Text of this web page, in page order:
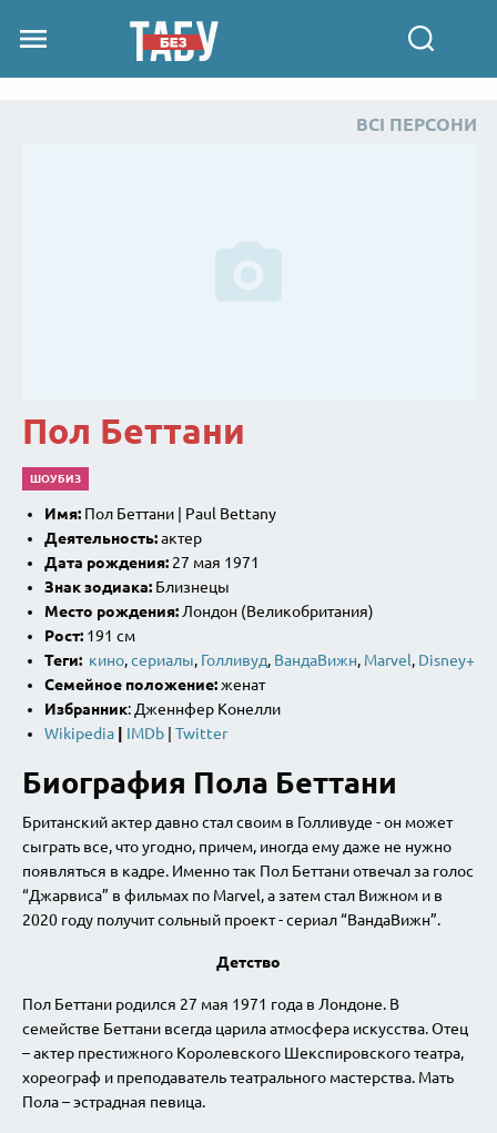
ВСІ ПЕРСОНИ
Пол Беттани
ШОУБИЗ
Имя: Пол Беттани | Paul Bettany
Деятельность:актер
Дата рождения: 27 мая 1971
Знакзодиака: Близнецы
Место рождения: Лондон (Великобритания)
Рост: 191 см
Теги: кино,сериалы, Голливуд, ВандаВижн, Marvel, Disney+
Семейное положение:женат
Избранник: Дженнфер Конелли
Wikipedia
IMDb Twitter
Биография Пола Беттани
Британский актер давно стал своим в Голливуде - он может
сыграть все, что угодно, причем, иногда ему даже не нужно
появляться в кадре. Именно так Пол Беттани отвечал за голос
“Джарвиса” в фильмах по Marvel, а затем стал Вижном и в
2020 году получит сольный проект - сериал “ВандаВижн”.
Детство
Пол Беттани родился 27 мая 1971 года в Лондоне. В
семействе Беттани всегда царила атмосфера искусства. Отец
– актер престижного Королевского Шекспировского театра,
хореограф и преподаватель театрального мастерства. Мать
Пола – эстрадная певица.